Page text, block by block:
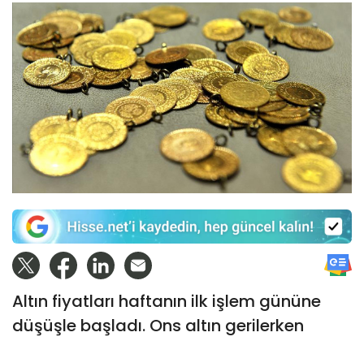
Altın fiyatları haftanın ilk işlem gününe
düşüşle başladı. Ons altın gerilerken